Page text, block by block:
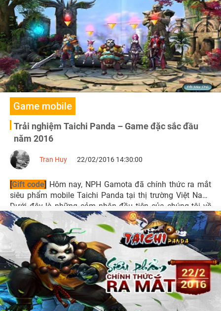
Game mobile
Trải nghiệm Taichi Panda – Game đặc sắc đầu
năm 2016
Tran Huy 22/02/2016 14:30:00
[Gift code] Hôm nay, NPH Gamota đã chính thức ra mắt
siêu phẩm mobile Taichi Panda tại thị trường Việt Nam.
Dưới đây là những cảm nhận đầu tiên của chúng tôi về
tựa game này.